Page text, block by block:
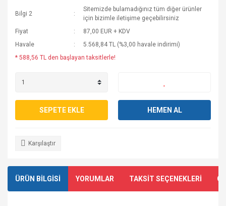
Bilgi 2
Sitemizde bulamadığınız tüm diğer ürünler
için bizimle iletişime geçebilirsiniz
Fiyat
87,00 EUR + KDV
Havale
5.568,84 TL (%3,00 havale indirimi)
* 588,56 TL den başlayan taksitlerle!
SEPETE EKLE HEMEN AL
Karşılaştır
ÜRÜN BİLGİSİ YORUMLAR TAKSİT SEÇENEKLERİ